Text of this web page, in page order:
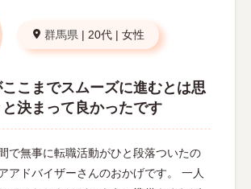
群馬県 | 20代 | 女性
こまでスムーズに進むとは思
決まって良かったです
で無事に転職活動がひと段落ついたの
アドバイザーさんのおかげです。 一人